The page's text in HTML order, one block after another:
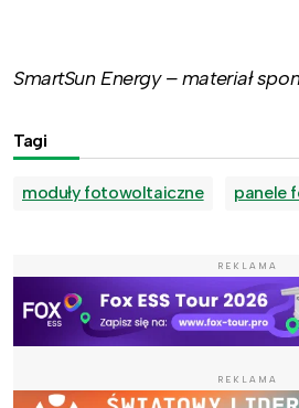
SmartSun Energy – materiał
Tagi
moduły fotowoltaiczne panele
REKLAMA
REKLAMA